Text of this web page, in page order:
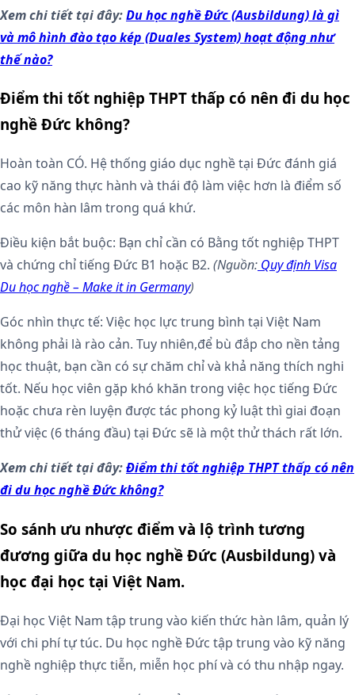
Xem chi tiết tại đây:Du học nghề Đức (Ausbildung) là gì
và mô hình đào tạo kép (Duales System) hoạt động như
thế nào?
Điểm thi tốt nghiệp THPT thấp có nên đi du học
nghề Đức không?
Hoàn toàn CÓ. Hệ thống giáo dục nghề tại Đức đánh giá
cao kỹ năng thực hành và thái độ làm việc hơn là điểm số
các môn hàn lâm trong quá khứ.
Điều kiện bắt buộc: Bạn chỉ cần có Bằng tốt nghiệp THPT
và chứng chỉ tiếng Đức B1 hoặc B2. (Nguồn: Quy định Visa
Du học nghề – Make it in Germany)
Góc nhìn thực tế: Việc học lực trung bình tại Việt Nam
không phải là rào cản. Tuy nhiên,để bù đắp cho nền tảng
học thuật, bạn cần có sự chăm chỉ và khả năng thích nghi
tốt. Nếu học viên gặp khó khăn trong việc học tiếng Đức
hoặc chưa rèn luyện được tác phong kỷ luật thì giai đoạn
thử việc (6 tháng đầu) tại Đức sẽ là một thử thách rất lớn.
Xem chi tiết tại đây:Điểm thi tốt nghiệp THPT thấp có nên
đi du học nghề Đức không?
So sánh ưu nhược điểm và lộ trình tương
đương giữa du học nghề Đức (Ausbildung) và
học đại học tại Việt Nam.
Đại học Việt Nam tập trung vào kiến thức hàn lâm, quản lý
với chi phí tự túc. Du học nghề Đức tập trung vào kỹ năng
nghề nghiệp thực tiễn, miễn học phí và có thu nhập ngay.